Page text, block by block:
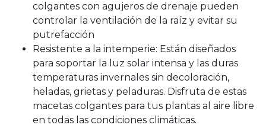
colgantes con agujeros de drenaje pueden
controlar la ventilación de la raíz y evitar su
putrefacción
Resistente a la intemperie: Están diseñados
para soportar la luz solar intensa y las duras
temperaturas invernales sin decoloración,
heladas, grietas y peladuras. Disfruta de estas
macetas colgantes para tus plantas al aire libre
en todas las condiciones climáticas.